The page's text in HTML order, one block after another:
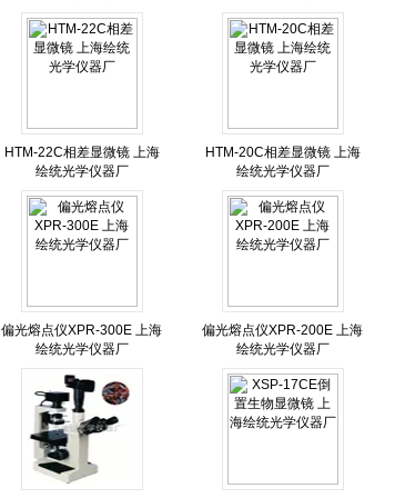
HTM-22C相差显微镜 上海
绘统光学仪器厂
HTM-20C相差显微镜 上海
绘统光学仪器厂
偏光熔点仪XPR-300E 上海
绘统光学仪器厂
偏光熔点仪XPR-200E 上海
绘统光学仪器厂